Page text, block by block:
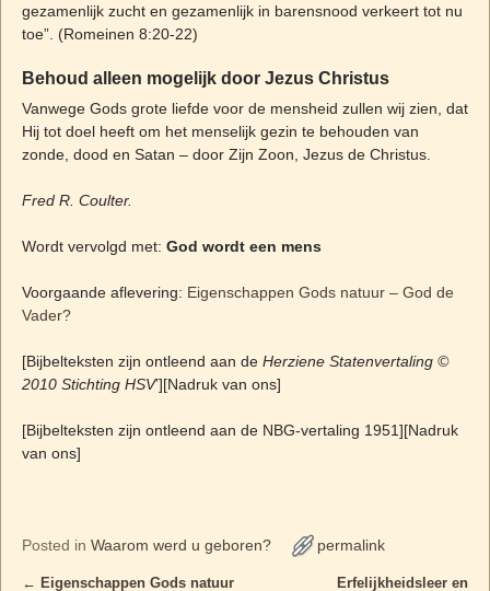
gezamenlijk zucht en gezamenlijk in barensnood verkeert tot nu
toe”. (Romeinen 8:20-22)
Behoud alleen mogelijk door Jezus Christus
Vanwege Gods grote liefde voor de mensheid zullen wij zien, dat
Hij tot doel heeft om het menselijk gezin te behouden van
zonde, dood en Satan – door Zijn Zoon, Jezus de Christus.
Fred R. Coulter.
Wordt vervolgd met: God wordt een mens
Voorgaande aflevering: Eigenschappen Gods natuur – God de
Vader?
[Bijbelteksten zijn ontleend aan de Herziene Statenvertaling ©
2010 Stichting HSV’][Nadruk van ons]
[Bijbelteksten zijn ontleend aan de NBG-vertaling 1951][Nadruk
van ons]
Posted in Waarom werd u geboren? permalink
← Eigenschappen Gods natuur Erfelijkheidsleer en